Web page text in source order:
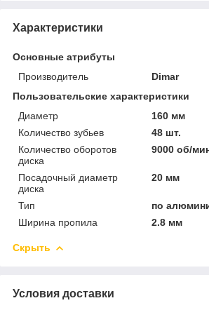
Характеристики
Основные атрибуты
Производитель
Dimar
Пользовательские характеристики
Диаметр
160 мм
Количество зубьев
48 шт.
Количество оборотов
диска
9000 об/
Посадочный диаметр
диска
20 мм
Тип
по
Ширина пропила
2.8 мм
Скрыть
Условия доставки